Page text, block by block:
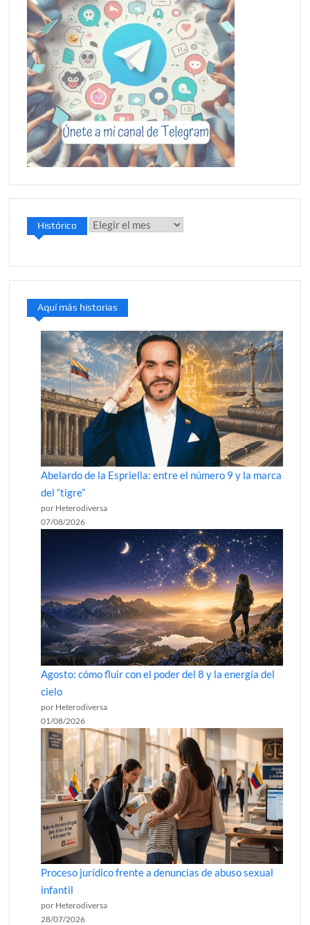
Histórico Histórico
Aquí más historias
Abelardo de la Espriella: entre el número 9 y la marca
del “tigre”
por Heterodiversa
07/08/2026
Agosto: cómo fluir con el poder del 8 y la energía del
cielo
por Heterodiversa
01/08/2026
Proceso jurídico frente a denuncias de abuso sexual
infantil
por Heterodiversa
28/07/2026